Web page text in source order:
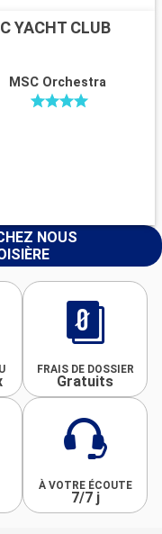
YACHT CLUB
MSC Orchestra
NOUS
FRAIS DE DOSSIER
Gratuits
À VOTRE ÉCOUTE
7/7 j